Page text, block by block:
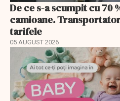
De ce s-a scumpit cu 70
camioane.
tarifele
05 AUGUST 2026